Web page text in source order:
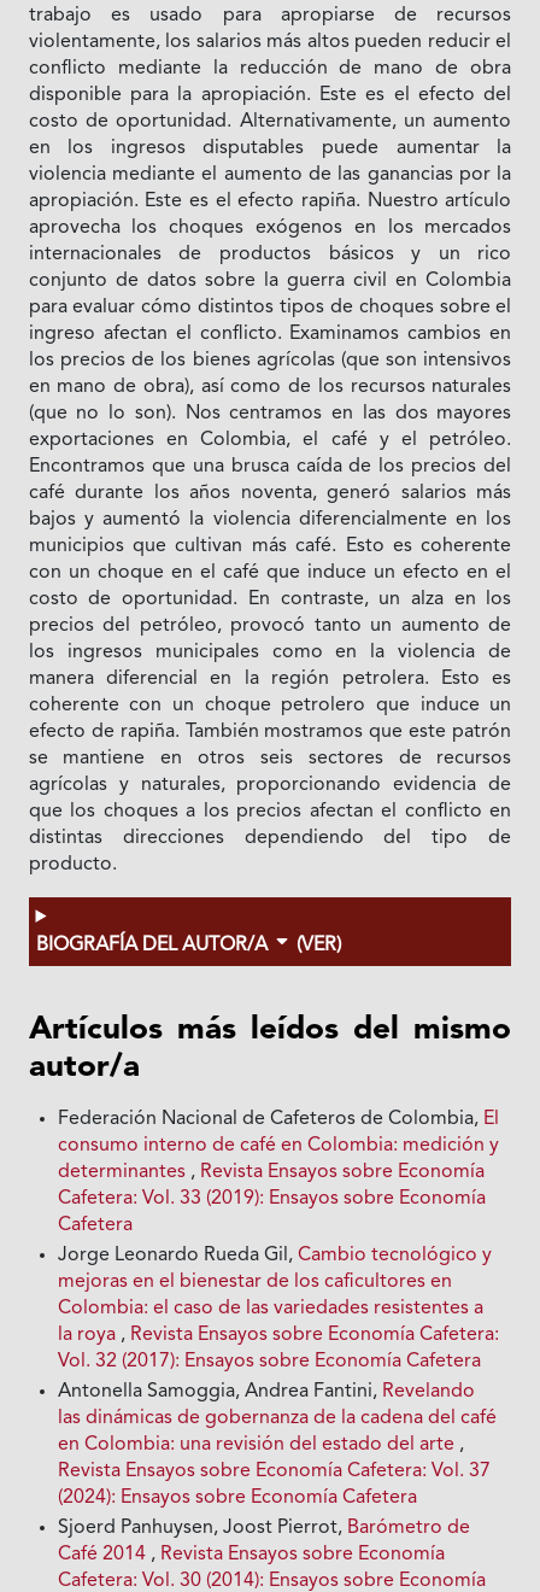
trabajo es usado para apropiarse de recursos
violentamente, los salarios más altos pueden reducir el
conflicto mediante la reducción de mano de obra
disponible para la apropiación. Este es el efecto del
costo de oportunidad. Alternativamente, un aumento
en los ingresos disputables puede aumentar la
violencia mediante el aumento de las ganancias por la
apropiación. Este es el efecto rapiña. Nuestro artículo
aprovecha los choques exógenos en los mercados
internacionales de productos básicos y un rico
conjunto de datos sobre la guerra civil en Colombia
para evaluar cómo distintos tipos de choques sobre el
ingreso afectan el conflicto. Examinamos cambios en
los precios de los bienes agrícolas (que son intensivos
en mano de obra), así como de los recursos naturales
(que no lo son). Nos centramos en las dos mayores
exportaciones en Colombia, el café y el petróleo.
Encontramos que una brusca caída de los precios del
café durante los años noventa, generó salarios más
bajos y aumentó la violencia diferencialmente en los
municipios que cultivan más café. Esto es coherente
con un choque en el café que induce un efecto en el
costo de oportunidad. En contraste, un alza en los
precios del petróleo, provocó tanto un aumento de
los ingresos municipales como en la violencia de
manera diferencial en la región petrolera. Esto es
coherente con un choque petrolero que induce un
efecto de rapiña. También mostramos que este patrón
se mantiene en otros seis sectores de recursos
agrícolas y naturales, proporcionando evidencia de
que los choques a los precios afectan el conflicto en
distintas direcciones dependiendo del tipo de
producto.
BIOGRAFÍA DEL AUTOR/A (VER)
Artículos más leídos del mismo
autor/a
Federación Nacional de Cafeteros de Colombia, El
consumo interno de café en Colombia: medición y
determinantes , Revista Ensayos sobre Economía
Cafetera: Vol. 33 (2019): Ensayos sobre Economía
Cafetera
Jorge Leonardo Rueda Gil,Cambio tecnológico y
mejoras en el bienestar de los caficultores en
Colombia: el caso de las variedades resistentes a
la roya , Revista Ensayos sobre Economía Cafetera:
Vol. 32 (2017): Ensayos sobre Economía Cafetera
Antonella Samoggia, Andrea Fantini, Revelando
las dinámicas de gobernanza de la cadena del café
en Colombia: una revisión del estado del arte ,
Revista Ensayos sobre Economía Cafetera: Vol. 37
(2024): Ensayos sobre Economía Cafetera
Sjoerd Panhuysen, Joost Pierrot, Barómetro de
Café 2014 , Revista Ensayos sobre Economía
Cafetera: Vol. 30 (2014): Ensayos sobre Economía